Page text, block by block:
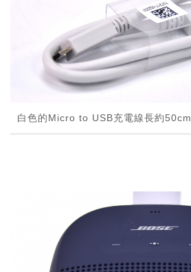
白色的Micro to USB充電線長約50cm